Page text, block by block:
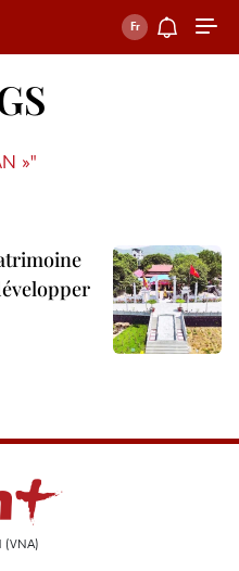
»"
(VNA)